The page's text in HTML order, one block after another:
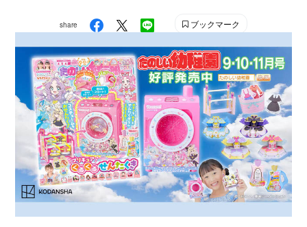
share ブックマーク